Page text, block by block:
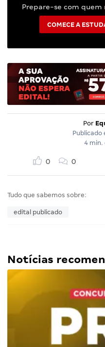
Prepare-se com quem
COMECE A
Por
Publicado
4 min.
0 0
Tudo que sabemos sobre:
edital publicado
Notícias